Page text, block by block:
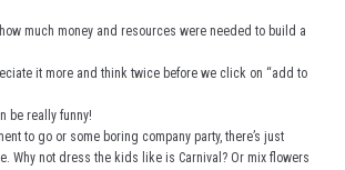
much money and resources were needed to build a
it more and think twice before we click on “add to
be really funny!
to go or some boring company party, there’s just
Why not dress the kids like is Carnival? Or mix flowers